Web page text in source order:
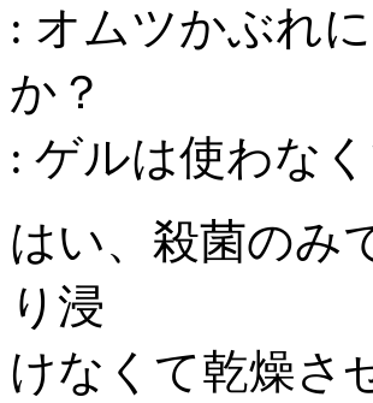
: オムツかぶれ
か？
: ゲルは使わな
はい、殺菌のみ
り浸
けなくて乾燥さ